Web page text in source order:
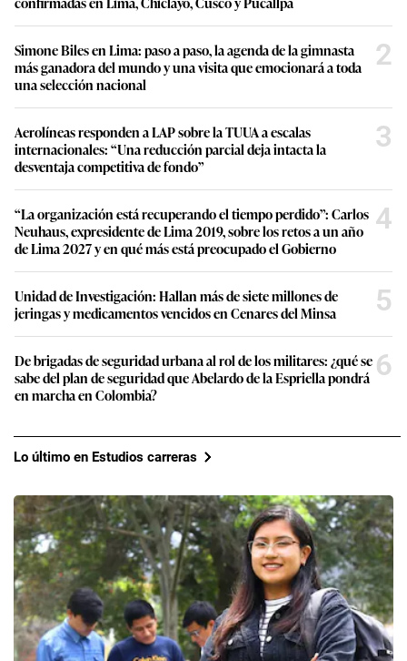
Simone Biles en Lima: paso a paso, la agenda de la gimnasta
más ganadora del mundo y una visita que emocionará a toda
una selección nacional
2
Aerolíneas responden a LAP sobre la TUUA a escalas
internacionales: “Una reducción parcial deja intacta la
desventaja competitiva de fondo”
3
“La organización está recuperando el tiempo perdido”: Carlos
Neuhaus, expresidente de Lima 2019, sobre los retos a un año
de Lima 2027 y en qué más está preocupado el Gobierno
4
Unidad de Investigación: Hallan más de siete millones de
jeringas y medicamentos vencidos en Cenares del Minsa
5
De brigadas de seguridad urbana al rol de los militares: ¿qué se
sabe del plan de seguridad que Abelardo de la Espriella pondrá
en marcha en Colombia?
6
Lo último en Estudios carreras